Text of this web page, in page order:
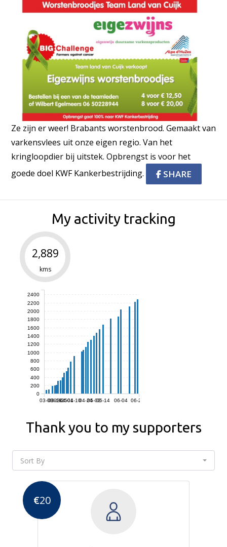
Ze zijn er weer! Brabants worstenbrood. Gemaakt van
varkensvlees uit onze eigen regio. Van het
kringloopdier bij uitstek. Opbrengst is voor het
goede doel KWF Kankerbestrijding.
SHARE
My activity tracking
2,889
kms
03-0803-18
03-2504-0104-1004-2405-0305-14 06-04 06-24
0
200
400
600
800
1000
1200
1400
1600
1800
2000
2200
2400
Thank you to my supporters
Sort By
€20